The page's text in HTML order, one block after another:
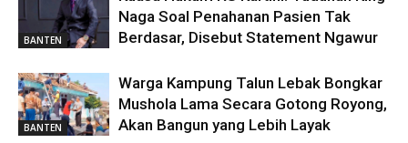
BANTEN
Naga Soal Penahanan Pasien Tak
Berdasar, Disebut Statement Ngawur
BANTEN
Warga Kampung Talun Lebak Bongkar
Mushola Lama Secara Gotong Royong,
Akan Bangun yang Lebih Layak